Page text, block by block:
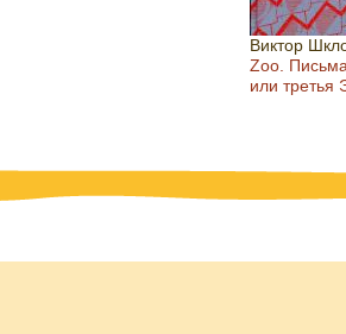
Виктор
Zoo.
или третья